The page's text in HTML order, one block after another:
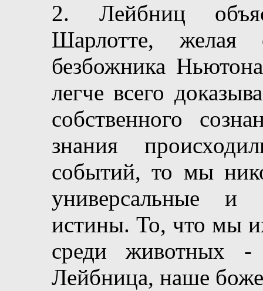
2. Лейбниц
Шарлотте, желая
безбожника
легче всего
собственного
знания
событий, то мы
универсальные и
истины. То, что мы
среди животных -
Лейбница, наше